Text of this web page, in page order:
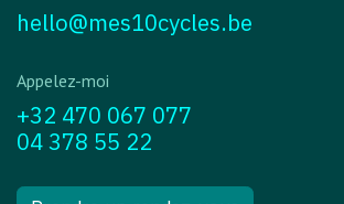
hello@mes10cycles.be
Appelez-moi
+32 470 067 077
04 378 55 22